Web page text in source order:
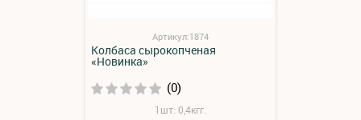
Артикул:1874
Колбаса сырокопченая
«Новинка»
(0)
1шт: 0,4кгг.